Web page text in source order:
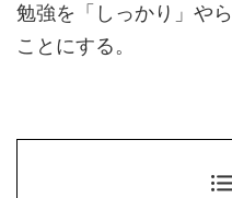
勉強を「しっかり」や
ことにする。